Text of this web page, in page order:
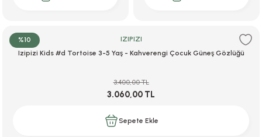
%10
IZIPIZI
Izipizi Kids #d Tortoise 3-5 Yaş - Kahverengi Çocuk Güneş Gözlüğü
3.060,00 TL
3.400,00 TL
Sepete Ekle